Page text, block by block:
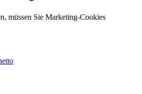
müssen Sie Marketing-Cookies